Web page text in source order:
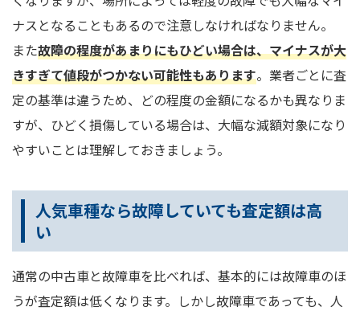
ナスとなることもあるので注意しなければなりません。
また故障の程度があまりにもひどい場合は、マイナスが大
きすぎて値段がつかない可能性もあります。業者ごとに査
定の基準は違うため、どの程度の金額になるかも異なりま
すが、ひどく損傷している場合は、大幅な減額対象になり
やすいことは理解しておきましょう。
人気車種なら故障していても査定額は高
い
通常の中古車と故障車を比べれば、基本的には故障車のほ
うが査定額は低くなります。しかし故障車であっても、人